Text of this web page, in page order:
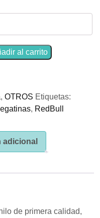
al carrito
, OTROS Etiquetas:
, RedBull
adicional
de primera calidad,